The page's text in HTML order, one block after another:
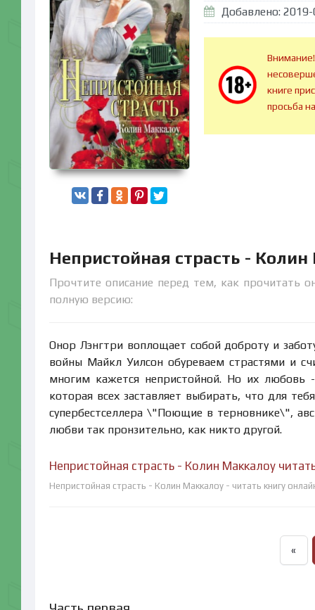
Добавлено:
книге
просьба
Непристойная страсть -
Прочтите описание перед тем, как прочитать
полную версию:
Онор Лэнгтри воплощает собой доброту и
войны Майкл Уилсон обуреваем страстями и
многим кажется непристойной. Но их любовь
которая всех заставляет выбирать, что для
супербестселлера \"Поющие в терновнике\",
любви так пронзительно, как никто другой.
Непристойная страсть - Колин Маккалоу
Непристойная страсть - Колин Маккалоу - читать книгу
«